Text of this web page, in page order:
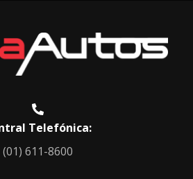
Telefónica:
(01) 611-8600